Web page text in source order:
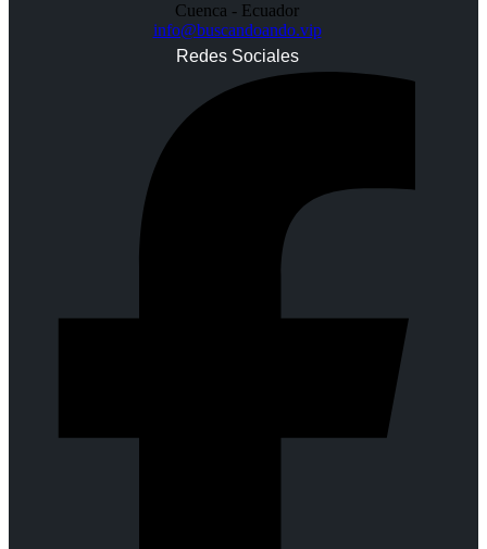
Cuenca - Ecuador
info@buscandoando.vip
Redes Sociales